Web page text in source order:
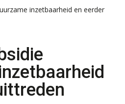
inzetbaarheid en eerder